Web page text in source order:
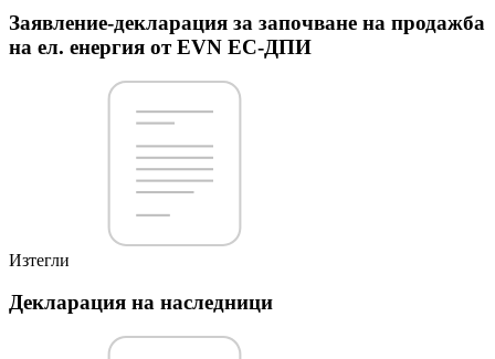
Заявление-декларация за започване на продажба
на ел. енергия от EVN EC-ДПИ
Изтегли
Декларация на наследници